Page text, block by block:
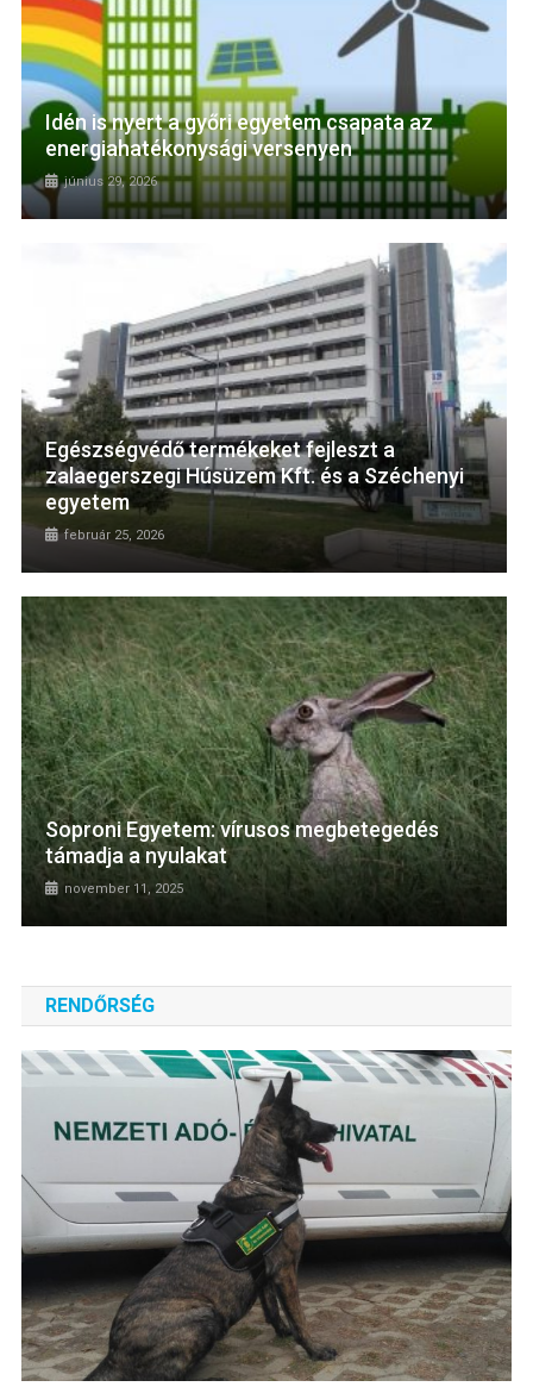
Idén is nyert a győri egyetem csapata az
energiahatékonysági versenyen
június 29, 2026
Egészségvédő termékeket fejleszt a
zalaegerszegi Húsüzem Kft. és a Széchenyi
egyetem
február 25, 2026
Soproni Egyetem: vírusos megbetegedés
támadja a nyulakat
november 11, 2025
RENDŐRSÉG